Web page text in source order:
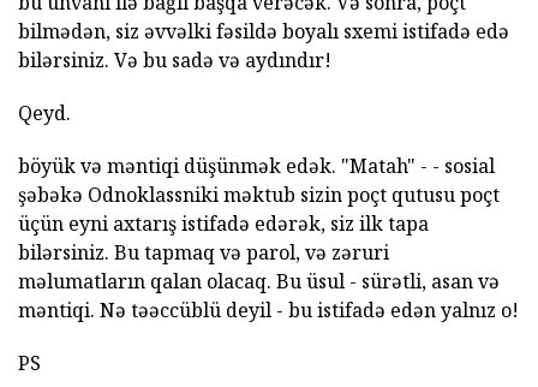
bilmədən, siz əvvəlki fəsildə boyalı sxemi istifadə edə
bilərsiniz. Və bu sadə və aydındır!
Qeyd.
böyük və məntiqi düşünmək edək. "Matah" - - sosial
şəbəkə Odnoklassniki məktub sizin poçt qutusu poçt
üçün eyni axtarış istifadə edərək, siz ilk tapa
bilərsiniz. Bu tapmaq və parol, və zəruri
məlumatların qalan olacaq. Bu üsul - sürətli, asan və
məntiqi. Nə təəccüblü deyil - bu istifadə edən yalnız o!
PS